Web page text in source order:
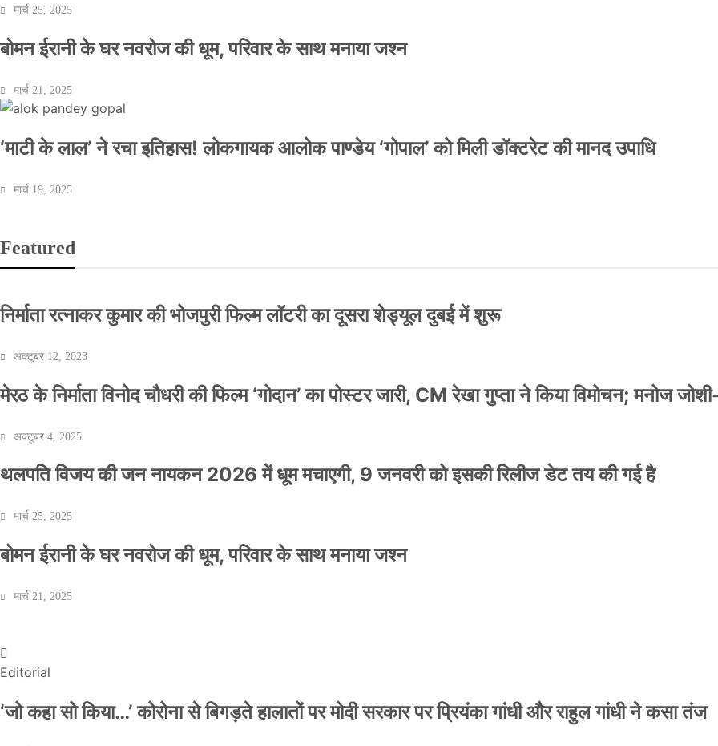
मार्च 25, 2025
बोमन ईरानी के घर नवरोज की धूम, परिवार के साथ मनाया जश्न
मार्च 21, 2025
‘माटी के लाल’ ने रचा इतिहास! लोकगायक आलोक पाण्डेय ‘गोपाल’ को मिली डॉक्टरेट की मानद उपाधि
मार्च 19, 2025
Featured
निर्माता रत्नाकर कुमार की भोजपुरी फिल्म लॉटरी का दूसरा शेड्यूल दुबई में शुरू
अक्टूबर 12, 2023
मेरठ के निर्माता विनोद चौधरी की फिल्म ‘गोदान’ का पोस्टर जारी, CM रेखा गुप्ता ने किया विमोचन; मनोज
अक्टूबर 4, 2025
थलपति विजय की जन नायकन 2026 में धूम मचाएगी, 9 जनवरी को इसकी रिलीज डेट तय की गई है
मार्च 25, 2025
बोमन ईरानी के घर नवरोज की धूम, परिवार के साथ मनाया जश्न
मार्च 21, 2025
वीकेंड कर्फ्यू ने थामी दिल्ली की रफ्तार, नाइट कर्फ्यू वाले ई-पास इस बंदी में भी लागू
Official Desk
Editorial
‘जो कहा सो किया…’ कोरोना से बिगड़ते हालातों पर मोदी सरकार पर प्रियंका गांधी और राहुल गांधी ने कसा तंज